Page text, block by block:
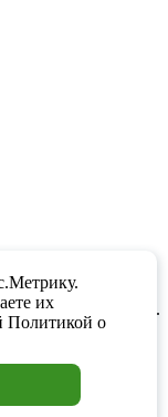
охранников и
на обработку
.
их
Политикой о